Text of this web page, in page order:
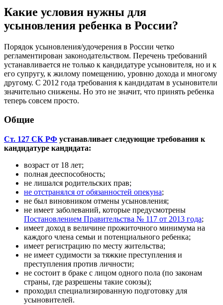
Какие условия нужны для
усыновления ребенка в России?
Порядок усыновления/удочерения в России четко
регламентирован законодательством. Перечень требований
устанавливается не только к кандидатуре усыновителя, но и к
его супругу, к жилому помещению, уровню дохода и многому
другому. С 2012 года требования к кандидатам в усыновители
значительно снижены. Но это не значит, что принять ребенка
теперь совсем просто.
Общие
Ст. 127 СК РФ устанавливает следующие требования к
кандидатуре кандидата:
возраст от 18 лет;
полная дееспособность;
не лишался родительских прав;
не отстранялся от обязанностей опекуна;
не был виновником отмены усыновления;
не имеет заболеваний, которые предусмотрены
Постановлением Правительства № 117 от 2013 года;
имеет доход в величине прожиточного минимума на
каждого члена семьи и потенциального ребенка;
имеет регистрацию по месту жительства;
не имеет судимости за тяжкие преступления и
преступления против личности;
не состоит в браке с лицом одного пола (по законам
страны, где разрешены такие союзы);
проходил специализированную подготовку для
усыновителей.